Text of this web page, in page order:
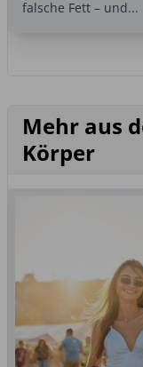
falsche Fett – und...
Mehr aus
Körper